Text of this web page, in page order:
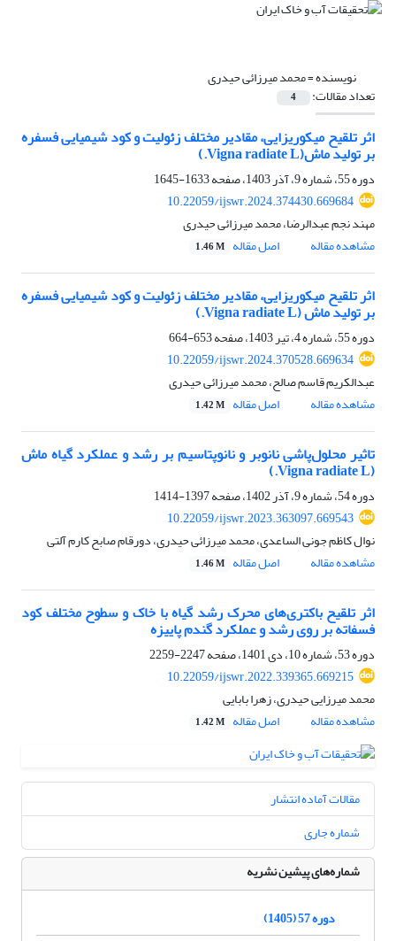
نویسنده =محمد میرزائی حیدری
تعداد مقالات: 4
اثر تلقیح میکوریزایی، مقادیر مختلف زئولیت و کود شیمیایی فسفره
بر تولید ماش(Vigna radiate L.)
دوره 55، شماره 9، آذر 1403، صفحه
1633-1645
10.22059/ijswr.2024.374430.669684
مهند نجم عبدالرضا، محمد میرزائی حیدری
مشاهده مقاله
اصل مقاله 1.46 M
اثر تلقیح میکوریزایی، مقادیر مختلف زئولیت و کود شیمیایی فسفره
بر تولید ماش (Vigna radiate L.)
دوره 55، شماره 4، تیر 1403، صفحه
653-664
10.22059/ijswr.2024.370528.669634
عبدالکریم قاسم صالح، محمد میرزائی حیدری
مشاهده مقاله
اصل مقاله 1.42 M
تاثیر محلول‌پاشی نانوبر و نانوپتاسیم بر رشد و عملکرد گیاه ماش
(Vigna radiate L.)
دوره 54، شماره 9، آذر 1402، صفحه
1397-1414
10.22059/ijswr.2023.363097.669543
نوال کاظم جونی الساعدى، محمد میرزائی حیدری، دورقام صابح کارم آلتی
مشاهده مقاله
اصل مقاله 1.46 M
اثر تلقیح باکتری‌های محرک رشد گیاه با خاک و سطوح مختلف کود
فسفاته بر روی رشد و عملکرد گندم پاییزه
دوره 53، شماره 10، دی 1401، صفحه
2247-2259
10.22059/ijswr.2022.339365.669215
محمد میرزایی حیدری، زهرا بابایی
مشاهده مقاله
اصل مقاله 1.42 M
مقالات آماده انتشار
شماره جاری
شماره‌های پیشین نشریه
دوره 57 (1405)